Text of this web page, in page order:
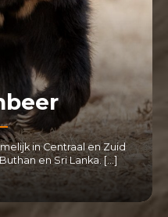
in Centraal en Zuid
en Sri Lanka. […]